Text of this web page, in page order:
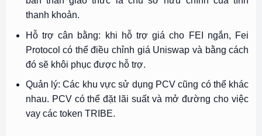
thanh khoản.
Hỗ trợ cân bằng: khi hỗ trợ giá cho FEI ngắn, Fei
Protocol có thể điều chỉnh giá Uniswap và bằng cách
đó sẽ khôi phục được hỗ trợ.
Quản lý: Các khu vực sử dụng PCV cũng có thể khác
nhau. PCV có thể đặt lãi suất và mở đường cho việc
vay các token TRIBE.